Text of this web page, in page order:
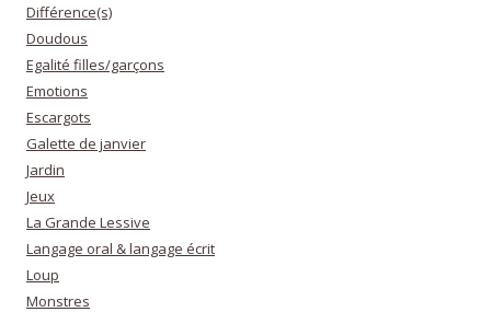
Différence(s)
Doudous
Egalité filles/garçons
Emotions
Escargots
Galette de janvier
Jardin
Jeux
La Grande Lessive
Langage oral & langage écrit
Loup
Monstres